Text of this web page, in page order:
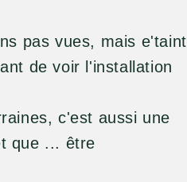
pas vues, mais e'taint
de voir l'installation
c'est aussi une
que ... être